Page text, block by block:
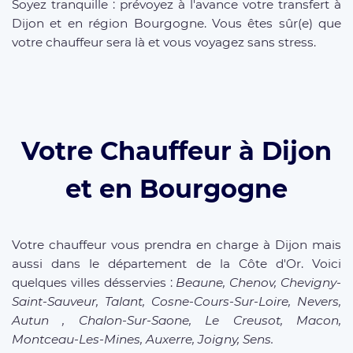
Soyez tranquille : prévoyez à l'avance votre transfert à
Dijon et en région Bourgogne. Vous êtes sûr(e) que
votre chauffeur sera là et vous voyagez sans stress.
Votre Chauffeur à Dijon
et en Bourgogne
Votre chauffeur vous prendra en charge à Dijon mais
aussi dans le département de la Côte d'Or. Voici
quelques villes désservies : Beaune, Chenov, Chevigny-
Saint-Sauveur, Talant, Cosne-Cours-Sur-Loire, Nevers,
Autun , Chalon-Sur-Saone, Le Creusot, Macon,
Montceau-Les-Mines, Auxerre, Joigny, Sens.